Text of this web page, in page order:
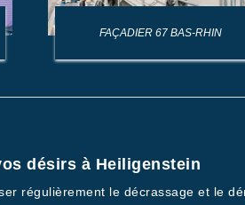
FAÇADIER 67 BAS-RHIN
désirs à Heiligenstein
régulièrement le décrassage et le